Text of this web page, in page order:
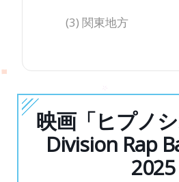
(3) 関東地方
映画「ヒプノ
Division Rap
2025